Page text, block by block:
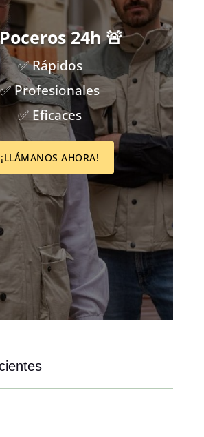
24h 🚨
✅ Rápidos
✅ Profesionales
✅ Eficaces
¡LLÁMANOS AHORA!